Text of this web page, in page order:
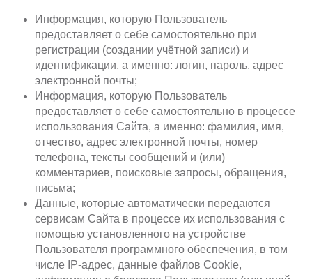
Информация, которую Пользователь
предоставляет о себе самостоятельно при
регистрации (создании учётной записи) и
идентификации, а именно: логин, пароль, адрес
электронной почты;
Информация, которую Пользователь
предоставляет о себе самостоятельно в процессе
использования Сайта, а именно: фамилия, имя,
отчество, адрес электронной почты, номер
телефона, тексты сообщений и (или)
комментариев, поисковые запросы, обращения,
письма;
Данные, которые автоматически передаются
сервисам Сайта в процессе их использования с
помощью установленного на устройстве
Пользователя программного обеспечения, в том
числе IP-адрес, данные файлов Cookie,